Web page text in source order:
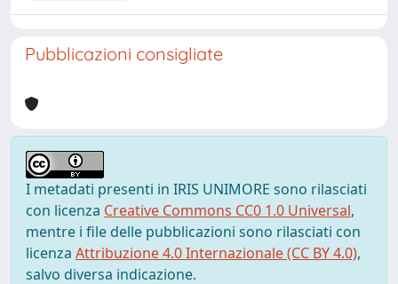
Pubblicazioni consigliate
I metadati presenti in IRIS UNIMORE sono rilasciati
con licenza Creative Commons CC0 1.0 Universal,
mentre i file delle pubblicazioni sono rilasciati con
licenza Attribuzione 4.0 Internazionale (CC BY 4.0),
salvo diversa indicazione.